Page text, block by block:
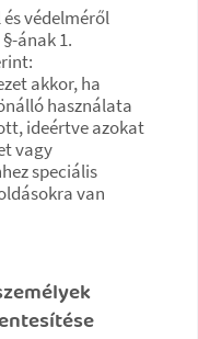
védelméről
ának 1.
akkor, ha
használata
ideértve azokat
vagy
speciális
van